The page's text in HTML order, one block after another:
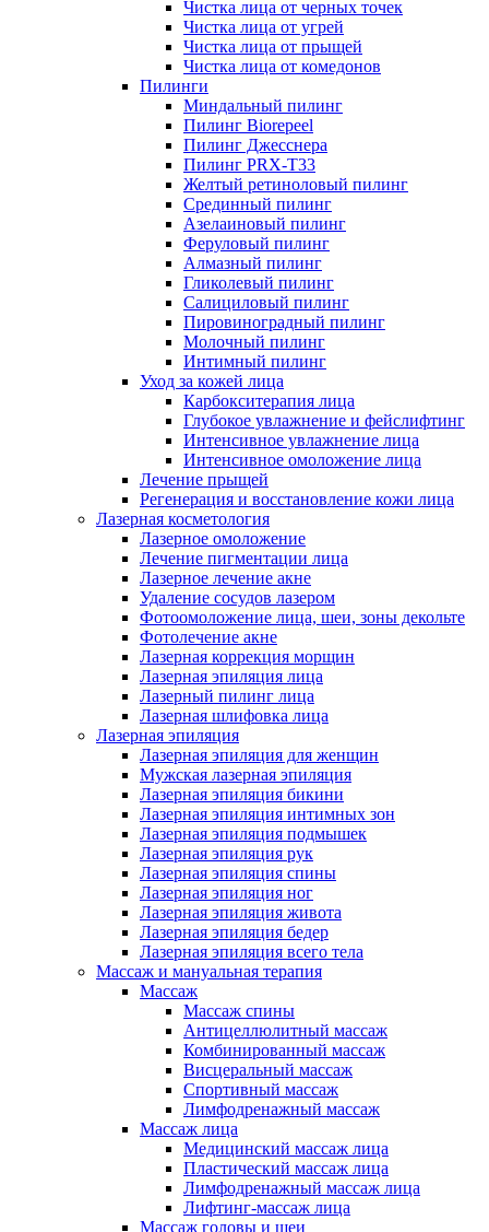
Чистка лица от черных точек
Чистка лица от угрей
Чистка лица от прыщей
Чистка лица от комедонов
Пилинги
Миндальный пилинг
Пилинг Biorepeel
Пилинг Джесснера
Пилинг PRX-T33
Желтый ретиноловый пилинг
Срединный пилинг
Азелаиновый пилинг
Феруловый пилинг
Алмазный пилинг
Гликолевый пилинг
Салициловый пилинг
Пировиноградный пилинг
Молочный пилинг
Интимный пилинг
Уход за кожей лица
Карбокситерапия лица
Глубокое увлажнение и фейслифтинг
Интенсивное увлажнение лица
Интенсивное омоложение лица
Лечение прыщей
Регенерация и восстановление кожи лица
Лазерная косметология
Лазерное омоложение
Лечение пигментации лица
Лазерное лечение акне
Удаление сосудов лазером
Фотоомоложение лица, шеи, зоны декольте
Фотолечение акне
Лазерная коррекция морщин
Лазерная эпиляция лица
Лазерный пилинг лица
Лазерная шлифовка лица
Лазерная эпиляция
Лазерная эпиляция для женщин
Мужская лазерная эпиляция
Лазерная эпиляция бикини
Лазерная эпиляция интимных зон
Лазерная эпиляция подмышек
Лазерная эпиляция рук
Лазерная эпиляция спины
Лазерная эпиляция ног
Лазерная эпиляция живота
Лазерная эпиляция бедер
Лазерная эпиляция всего тела
Массаж и мануальная терапия
Массаж
Массаж спины
Антицеллюлитный массаж
Комбинированный массаж
Висцеральный массаж
Спортивный массаж
Лимфодренажный массаж
Массаж лица
Медицинский массаж лица
Пластический массаж лица
Лимфодренажный массаж лица
Лифтинг-массаж лица
Массаж головы и шеи